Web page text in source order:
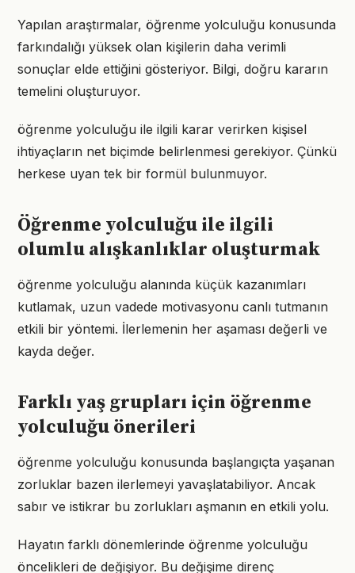
Yapılan araştırmalar, öğrenme yolculuğu konusunda
farkındalığı yüksek olan kişilerin daha verimli
sonuçlar elde ettiğini gösteriyor. Bilgi, doğru kararın
temelini oluşturuyor.
öğrenme yolculuğu ile ilgili karar verirken kişisel
ihtiyaçların net biçimde belirlenmesi gerekiyor. Çünkü
herkese uyan tek bir formül bulunmuyor.
Öğrenme yolculuğu ile ilgili
olumlu alışkanlıklar oluşturmak
öğrenme yolculuğu alanında küçük kazanımları
kutlamak, uzun vadede motivasyonu canlı tutmanın
etkili bir yöntemi. İlerlemenin her aşaması değerli ve
kayda değer.
Farklı yaş grupları için öğrenme
yolculuğu önerileri
öğrenme yolculuğu konusunda başlangıçta yaşanan
zorluklar bazen ilerlemeyi yavaşlatabiliyor. Ancak
sabır ve istikrar bu zorlukları aşmanın en etkili yolu.
Hayatın farklı dönemlerinde öğrenme yolculuğu
öncelikleri de değişiyor. Bu değişime direnç